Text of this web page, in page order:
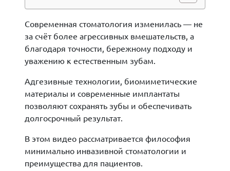
Современная стоматология изменилась — не
за счёт более агрессивных вмешательств, а
благодаря точности, бережному подходу и
уважению к естественным зубам.
Адгезивные технологии, биомиметические
материалы и современные имплантаты
позволяют сохранять зубы и обеспечивать
долгосрочный результат.
В этом видео рассматривается философия
минимально инвазивной стоматологии и
преимущества для пациентов.